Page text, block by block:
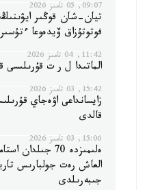
09:07, 05 تامىز 2026
تيان-شان قوڭىر
فوتوتۇزاق ۆيدەوعا
11:42, 04 تامىز 2026
الماتىدا ل ر ت قۇرىلىسى
15:42, 03 تامىز 2026
زايسانداعى اۋەجاي
قالدى
15:06, 03 تامىز 2026
ەلىمىزدە 70
العاش رەت جولبارىس
جىبەرىلدى